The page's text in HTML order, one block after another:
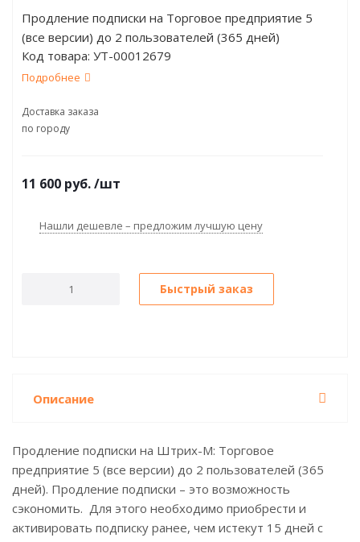
Продление подписки на Торговое предприятие 5
(все версии) до 2 пользователей (365 дней)
Код товара: УТ-00012679
Подробнее
Доставка заказа
по городу
11 600 руб./шт
Нашли дешевле – предложим лучшую цену
Быстрый заказ
Описание
Продление подписки на Штрих-М: Торговое
предприятие 5 (все версии) до 2 пользователей (365
дней). Продление подписки – это возможность
сэкономить. Для этого необходимо приобрести и
активировать подписку ранее, чем истекут 15 дней с